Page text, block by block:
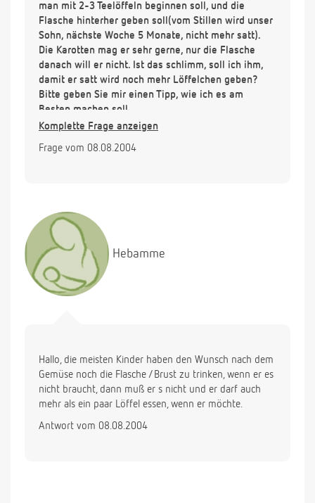
man mit 2-3 Teelöffeln beginnen soll, und die
Flasche hinterher geben soll(vom Stillen wird unser
Sohn, nächste Woche 5 Monate, nicht mehr satt).
Die Karotten mag er sehr gerne, nur die Flasche
danach will er nicht. Ist das schlimm, soll ich ihm,
damit er satt wird noch mehr Löffelchen geben?
Bitte geben Sie mir einen Tipp, wie ich es am
Besten machen soll.
Komplette Frage anzeigen
Frage vom 08.08.2004
Hebamme
Hallo, die meisten Kinder haben den Wunsch nach dem
Gemüse noch die Flasche /Brust zu trinken, wenn er es
nicht braucht, dann muß er s nicht und er darf auch
mehr als ein paar Löffel essen, wenn er möchte.
Antwort vom 08.08.2004